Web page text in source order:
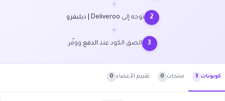
←
2 توجه إلى Deliveroo | ديليفرو
←
3 الصق الكود عند الدفع ووفّر
كوبونات 3 منتجات 0 تقييم الأعضاء 0